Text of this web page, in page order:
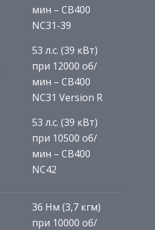
мин – CB400
NC31-39
53 л.с. (39 кВт)
при 12000 об/
мин – CB400
NC31 Version R
53 л.с. (39 кВт)
при 10500 об/
мин – CB400
NC42
36 Нм (3,7 кгм)
при 10000 об/